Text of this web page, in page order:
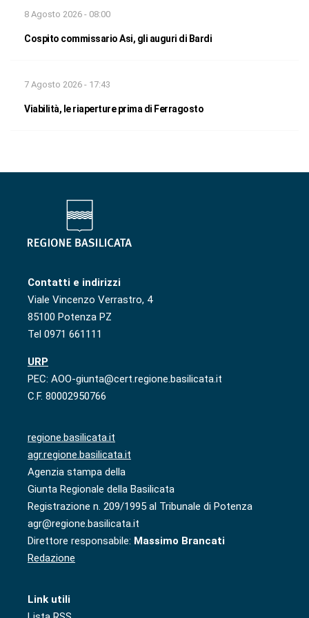
8 Agosto 2026 - 08:00
Cospito commissario Asi, gli auguri di Bardi
7 Agosto 2026 - 17:43
Viabilità, le riaperture prima di Ferragosto
Contatti e indirizzi
Viale Vincenzo Verrastro, 4
85100 Potenza PZ
Tel 0971 661111
URP
PEC: AOO-giunta@cert.regione.basilicata.it
C.F. 80002950766
regione.basilicata.it
agr.regione.basilicata.it
Agenzia stampa della
Giunta Regionale della Basilicata
Registrazione n. 209/1995 al Tribunale di Potenza
agr@regione.basilicata.it
Direttore responsabile: Massimo Brancati
Redazione
Link utili